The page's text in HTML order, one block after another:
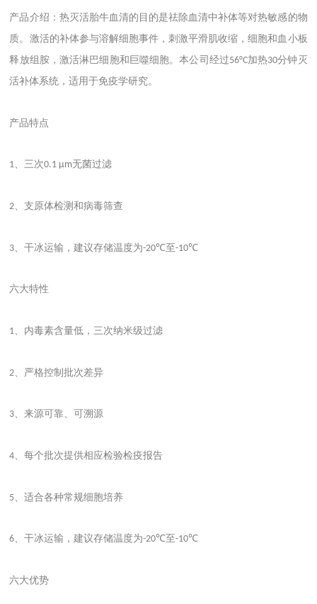
产品介绍：热灭活胎牛血清的目的是祛除血清中补体等对热敏感的物
质。激活的补体参与溶解细胞事件，刺激平滑肌收缩，细胞和血小板
释放组胺，激活淋巴细胞和巨噬细胞。本公司经过56°C加热30分钟灭
活补体系统，适用于免疫学研究。
产品特点
1、三次0.1 μm无菌过滤
2 、支原体检测和病毒筛查
3 、干冰运输，建议存储温度为-20℃至-10℃
六大特性
1 、内毒素含量低，三次纳米级过滤
2 、严格控制批次差异
3、来源可靠、可溯源
4、每个批次提供相应检验检疫报告
5 、适合各种常规细胞培养
6、干冰运输，建议存储温度为-20℃至-10℃
六大优势